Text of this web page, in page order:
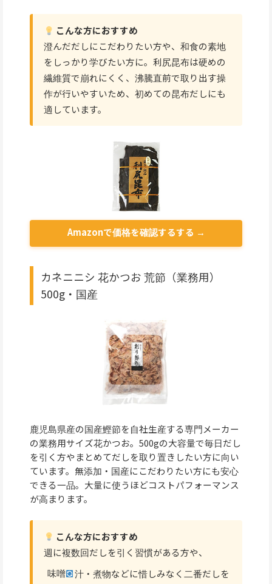
こんな方におすすめ
澄んだだしにこだわりたい方や、和食の素地
をしっかり学びたい方に。利尻昆布は硬めの
繊維質で崩れにくく、沸騰直前で取り出す操
作が行いやすいため、初めての昆布だしにも
適しています。
Amazonで価格を確認するする →
カネニニシ 花かつお 荒節（業務用）
500g・国産
鹿児島県産の国産鰹節を自社生産する専門メーカー
の業務用サイズ花かつお。500gの大容量で毎日だし
を引く方やまとめてだしを取り置きしたい方に向い
ています。無添加・国産にこだわりたい方にも安心
できる一品。大量に使うほどコストパフォーマンス
が高まります。
こんな方におすすめ
週に複数回だしを引く習慣がある方や、
味噌
汁・煮物などに惜しみなく二番だしを